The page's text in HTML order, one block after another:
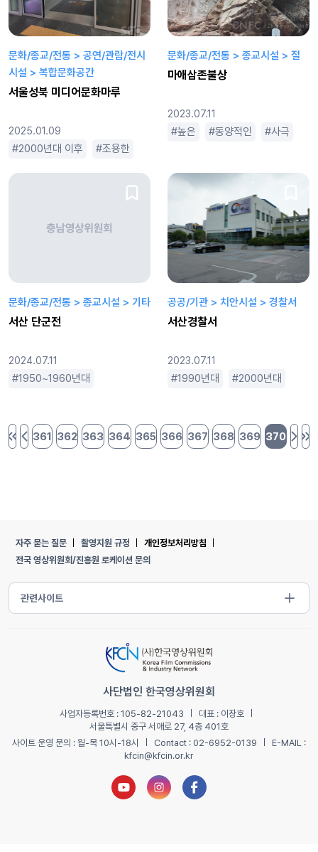
문화/종교/전통 > 공연/관람/전시
시설 > 복합문화공간
서울성북 미디어문화마루
2025.01.09
2000년대 이후 조용한
문화/종교/전통 > 종교시설 > 절
마애삼존불상
2023.07.11
높은 동양적인 사극
문화/종교/전통 > 종교시설 > 기타
서산 단군전
2024.07.11
1950~1960년대 1990년대 2000년대
공공/기관 > 치안시설 > 경찰서
서산경찰서
2023.07.11
1990년대 2000년대
처음 페이지
이전 페이지
361 362 363 364 365 366 367 368 369 370
다음
마
자주 묻는 질문 촬영지원 규정
개인정보처리방침
전국 영상위원회/진흥원 로케이션 문의
사단법인 한국영상위원회
사업자등록번호 : 105-82-21043
대표 : 이장호
서울특별시 중구 서애로 27, 4층 401호
사이트 운영 문의 : 월-목 10시-18시
Contact : 02-6952-0139
E-MAIL :
kfcin@kfcin.or.kr
유튜브 새창열기인스타그램 새창열기
페이스북 새창열기